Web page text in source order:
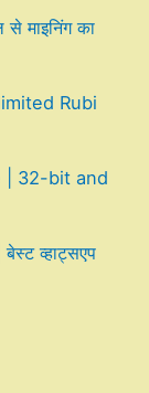
माइनिंग का
Rubi
| 32-bit and
व्हाट्सएप